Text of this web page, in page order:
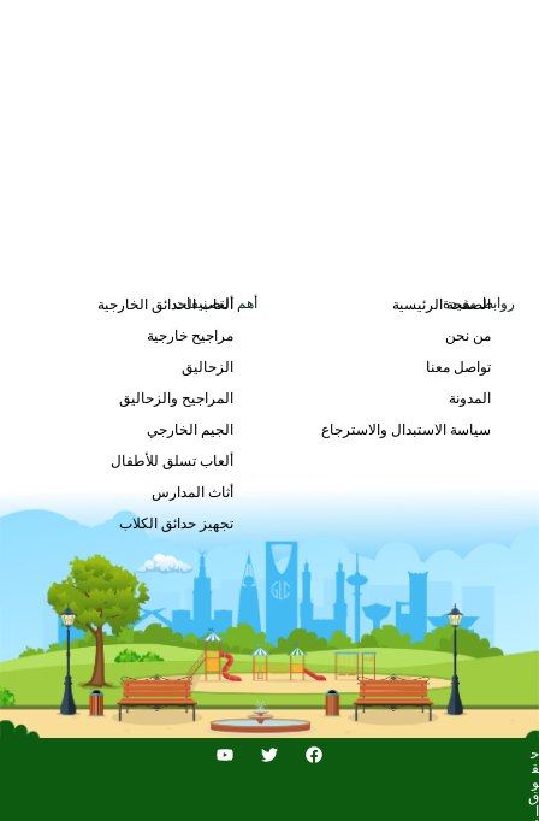
GLO-229
طلب السعر
روابط مفيدة
الصفحة الرئيسية
من نحن
تواصل معنا
المدونة
سياسة الاستبدال والاسترجاع
أهم التصنيفات
ألعاب الحدائق الخارجية
مراجيح خارجية
الزحاليق
المراجيح والزحاليق
الجيم الخارجي
ألعاب تسلق للأطفال
أثاث المدارس
تجهيز حدائق الكلاب
ح
ق
و
ق